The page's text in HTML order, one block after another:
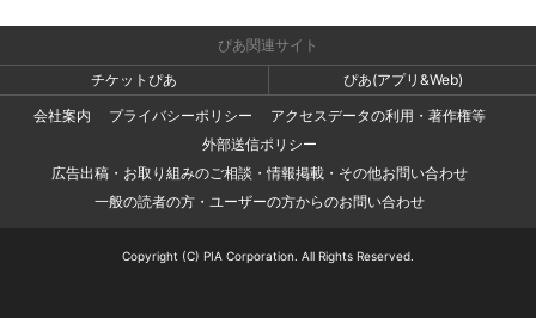
ぴあ関連サイト
チケットぴあ
ぴあ(アプリ&Web)
会社案内
プライバシーポリシー
アクセスデータの利用・著作権等
外部送信ポリシー
広告出稿・お取り組みのご相談・情報掲載・その他お問い合わせ
一般の読者の方・ユーザーの方からのお問い合わせ
Copyright (C) PIA Corporation. All Rights Reserved.